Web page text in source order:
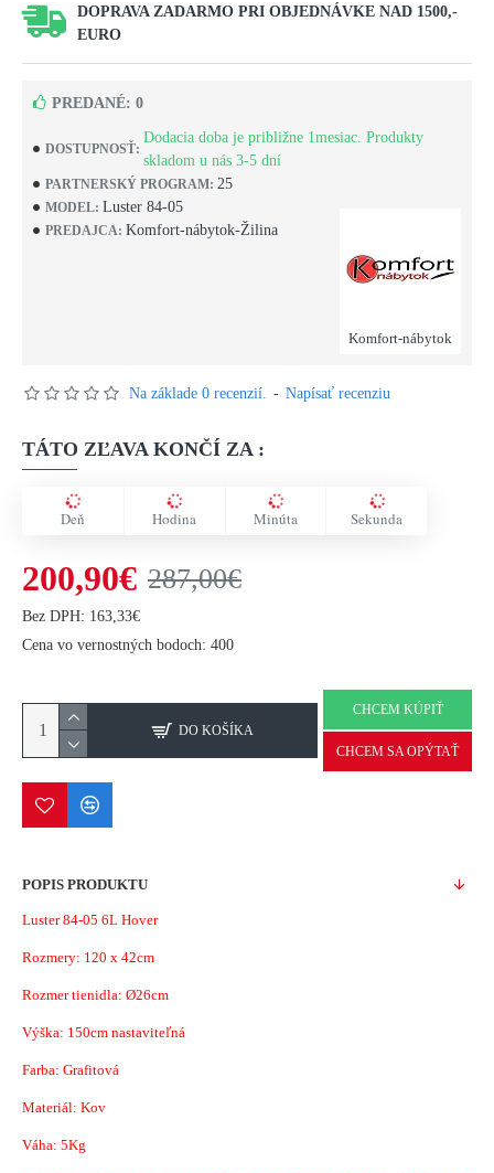
DOPRAVA ZADARMO PRI OBJEDNÁVKE NAD 1500,-
EURO
DOSTUPNOSŤ:
Dodacia doba je približne 1mesiac. Produkty
skladom u nás 3-5 dní
PARTNERSKÝ PROGRAM: 25
MODEL: Luster 84-05
PREDAJCA: Komfort-nábytok-Žilina
Komfort-nábytok
PREDANÉ: 0
Na základe 0 recenzií. - Napísať recenziu
TÁTO ZĽAVA KONČÍ ZA :
Deň Hodina Minúta Sekunda
200,90€ 287,00€
Bez DPH: 163,33€
Cena vo vernostných bodoch: 400
DO KOŠÍKA
CHCEM KÚPIŤ
CHCEM SA OPÝTAŤ
POPIS PRODUKTU
Luster 84-05 6L Hover
Rozmery: 120 x 42cm
Rozmer tienidla: Ø26cm
Výška: 150cm nastaviteľná
Farba: Grafitová
Materiál: Kov
Váha: 5Kg